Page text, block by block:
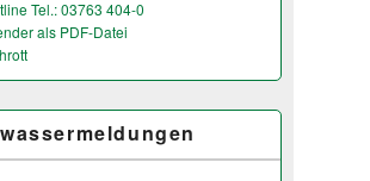
Tel.: 03763 404-0
als PDF-Datei